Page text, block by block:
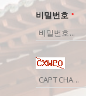
비밀번호 *